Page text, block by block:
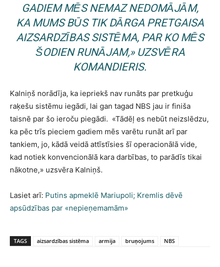
GADIEM MĒS NEMAZ NEDOMĀJĀM,
KA MUMS BŪS TIK DĀRGA PRETGAISA
AIZSARDZĪBAS SISTĒMA, PAR KO MĒS
ŠODIEN RUNĀJAM,»UZSVĒRA
KOMANDIERIS.
Kalniņš norādīja, ka iepriekš nav runāts par pretkuģu
raķešu sistēmu iegādi, lai gan tagad NBS jau ir finiša
taisnē par šo ieroču piegādi. «Tādēļ es nebūt neizslēdzu,
ka pēc trīs pieciem gadiem mēs varētu runāt arī par
tankiem, jo, kādā veidā attīstīsies šī operacionālā vide,
kad notiek konvencionālā kara darbības, to parādīs tikai
nākotne,» uzsvēra Kalniņš.
Lasiet arī: Putins apmeklē Mariupoli; Kremlis dēvē
apsūdzības par «nepieņemamām»
TAGS aizsardzības sistēma armija bruņojums NBS